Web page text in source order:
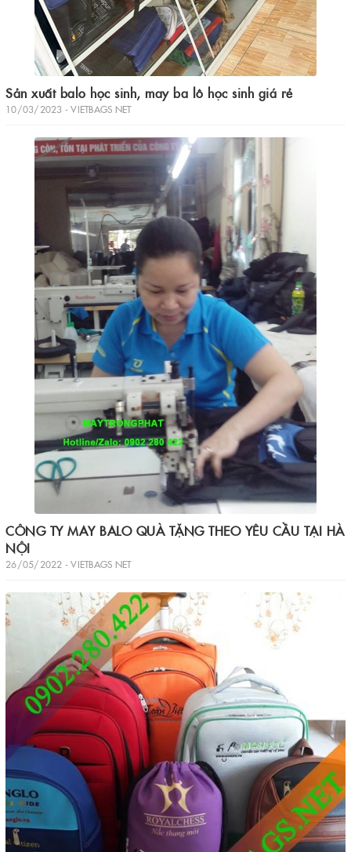
Sản xuất balo học sinh, may ba lô học sinh giá rẻ
10/03/2023 - VIETBAGS NET
CÔNG TY MAY BALO QUÀ TẶNG THEO YÊU CẦU TẠI HÀ
NỘI
26/05/2022 - VIETBAGS NET